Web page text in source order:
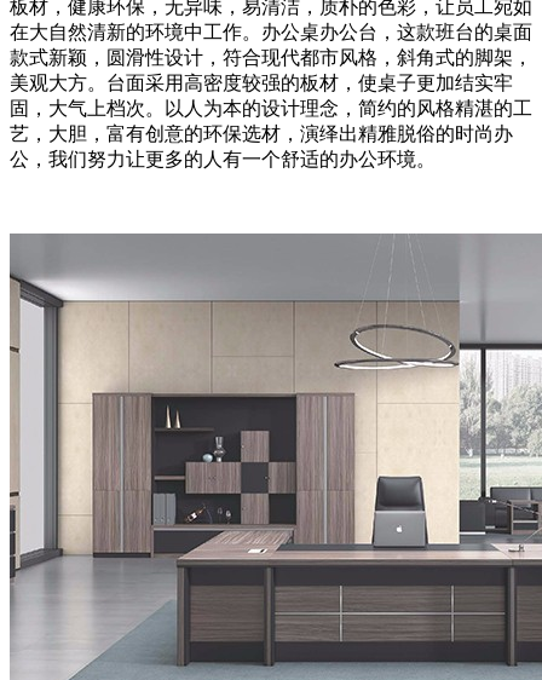
板材，健康环保，无异味，易清洁，质朴的色彩，让员工宛如
在大自然清新的环境中工作。办公桌办公台，这款班台的桌面
款式新颖，圆滑性设计，符合现代都市风格，斜角式的脚架，
美观大方。台面采用高密度较强的板材，使桌子更加结实牢
固，大气上档次。以人为本的设计理念，简约的风格精湛的工
艺，大胆，富有创意的环保选材，演绎出精雅脱俗的时尚办
公，我们努力让更多的人有一个舒适的办公环境。